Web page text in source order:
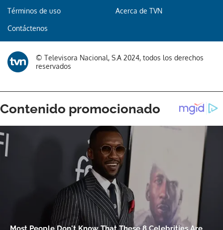
Términos de uso Acerca de TVN
Contáctenos
© Televisora Nacional, S.A 2024, todos los derechos
reservados